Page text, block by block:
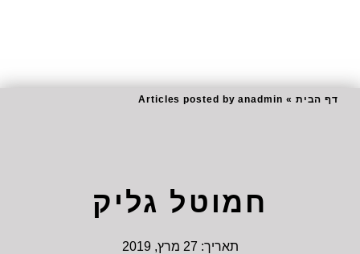
דף הבית »
Articles posted by anadmin
חמוטל גליק
תאריך: 27 מרץ, 2019